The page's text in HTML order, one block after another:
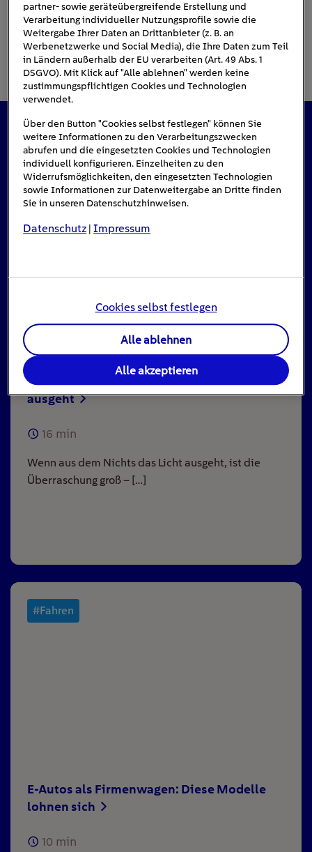
Das könnte Sie auch interessieren
Stromausfall: Das ist zu tun, wenn das Licht
ausgeht
16 min
Wenn aus dem Nichts das Licht ausgeht, ist die
Überraschung groß – […]
#Fahren
E-Autos als Firmenwagen: Diese Modelle
lohnen sich
10 min
partner- sowie geräteübergreifende Erstellung und
Verarbeitung individueller Nutzungsprofile sowie die
Weitergabe Ihrer Daten an Drittanbieter (z. B. an
Werbenetzwerke und Social Media), die Ihre Daten zum Teil
in Ländern außerhalb der EU verarbeiten (Art. 49 Abs. 1
DSGVO). Mit Klick auf "Alle ablehnen" werden keine
zustimmungspflichtigen Cookies und Technologien
verwendet.
Über den Button "Cookies selbst festlegen" können Sie
weitere Informationen zu den Verarbeitungszwecken
abrufen und die eingesetzten Cookies und Technologien
individuell konfigurieren. Einzelheiten zu den
Widerrufsmöglichkeiten, den eingesetzten Technologien
sowie Informationen zur Datenweitergabe an Dritte finden
Sie in unseren Datenschutzhinweisen.
Datenschutz |Impressum
Cookies selbst festlegen
Alle ablehnen
Alle akzeptieren